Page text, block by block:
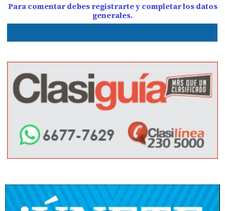
Para comentar debes registrarte y completar los datos
generales.